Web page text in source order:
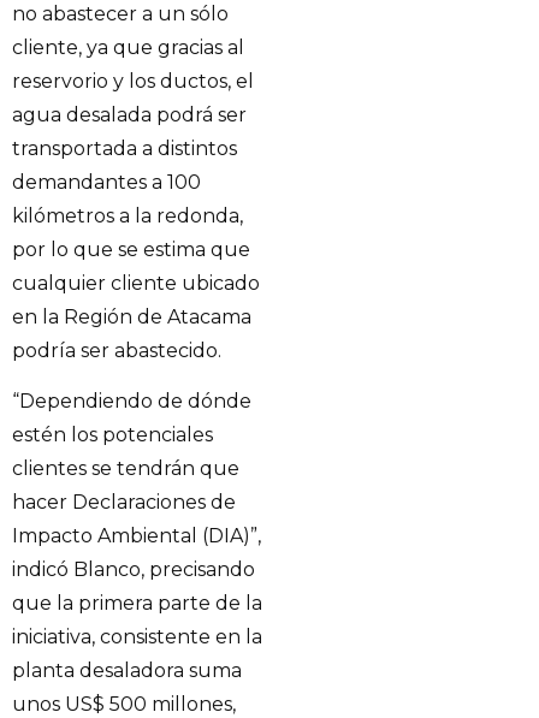
no abastecer a un sólo
cliente, ya que gracias al
reservorio y los ductos, el
agua desalada podrá ser
transportada a distintos
demandantes a 100
kilómetros a la redonda,
por lo que se estima que
cualquier cliente ubicado
en la Región de Atacama
podría ser abastecido.
“Dependiendo de dónde
estén los potenciales
clientes se tendrán que
hacer Declaraciones de
Impacto Ambiental (DIA)”,
indicó Blanco, precisando
que la primera parte de la
iniciativa, consistente en la
planta desaladora suma
unos US$ 500 millones,